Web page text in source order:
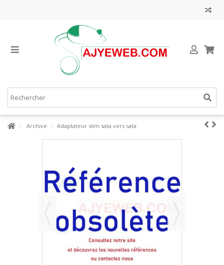
Archive Adaptateur slim sata vers sata